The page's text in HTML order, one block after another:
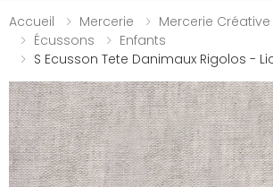
Accueil
Mercerie
Mercerie Créative
Écussons
Enfants
S Ecusson Tete Danimaux Rigolos -